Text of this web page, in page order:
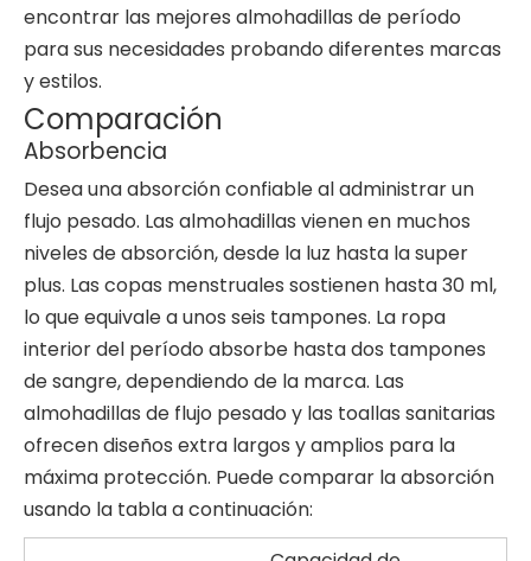
encontrar las mejores almohadillas de período
para sus necesidades probando diferentes marcas
y estilos.
Comparación
Absorbencia
Desea una absorción confiable al administrar un
flujo pesado. Las almohadillas vienen en muchos
niveles de absorción, desde la luz hasta la super
plus. Las copas menstruales sostienen hasta 30 ml,
lo que equivale a unos seis tampones. La ropa
interior del período absorbe hasta dos tampones
de sangre, dependiendo de la marca. Las
almohadillas de flujo pesado y las toallas sanitarias
ofrecen diseños extra largos y amplios para la
máxima protección. Puede comparar la absorción
usando la tabla a continuación: